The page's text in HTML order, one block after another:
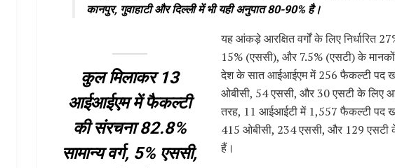
कानपुर, गुवाहाटी और दिल्ली में भी यही अनुपात 80-90% है।
कुल मिलाकर 13
आईआईएम में फैकल्टी
की संरचना 82.8%
सामान्य वर्ग, 5% एससी,
यह आंकड़े आरक्षित वर्गों के लिए निर्धारित
15% (एससी), और 7.5% (एसटी) के
देश के सात आईआईएम में 256 फैकल्टी पद
ओबीसी, 54 एससी, और 30 एसटी के लिए
तरह, 11 आईआईटी में 1,557 फैकल्टी पद
415 ओबीसी, 234 एससी, और 129 एसटी
हैं।